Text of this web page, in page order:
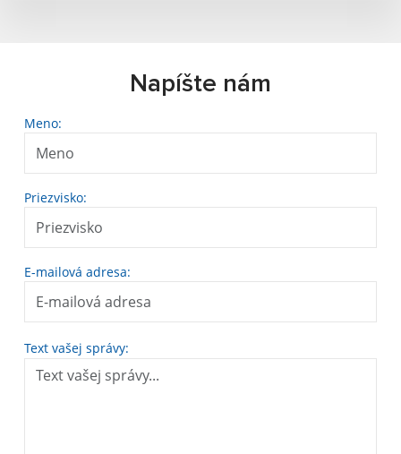
Napíšte nám
Meno:
Priezvisko:
E-mailová adresa:
Text vašej správy: